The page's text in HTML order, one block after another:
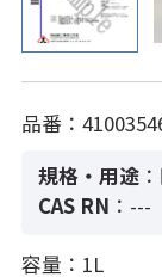
品番：
規格・用途
CAS RN ：---
容量：1L